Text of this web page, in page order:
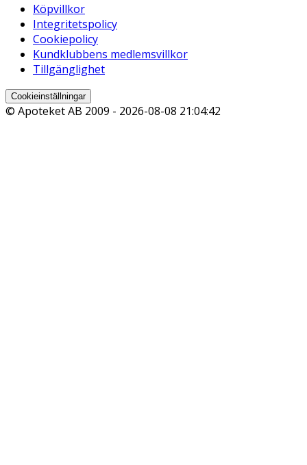
Köpvillkor
Integritetspolicy
Cookiepolicy
Kundklubbens medlemsvillkor
Tillgänglighet
Cookieinställningar
© Apoteket AB 2009 - 2026-08-08 21:04:42